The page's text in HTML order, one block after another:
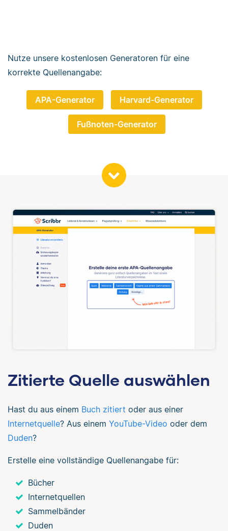
Nutze unsere kostenlosen Generatoren für eine
korrekte Quellenangabe:
APA-Generator Harvard-Generator
Fußnoten-Generator
Zitierte Quelle auswählen
Hast du aus einem Buch zitiert oder aus einer
Internetquelle? Aus einem YouTube-Video oder dem
Duden?
Erstelle eine vollständige Quellenangabe für:
Bücher
Internetquellen
Sammelbänder
Duden